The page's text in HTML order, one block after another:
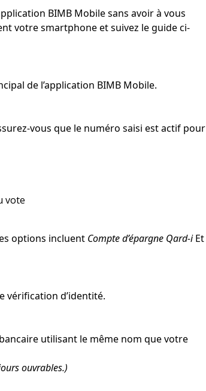
BIMB Mobile sans avoir à vous
votre smartphone et suivez le guide ci-
de l’application BIMB Mobile.
vous que le numéro saisi est actif pour
vote
options incluent Compte d’épargne Qard-iEt
vérification d’identité.
utilisant le même nom que votre
ouvrables.)